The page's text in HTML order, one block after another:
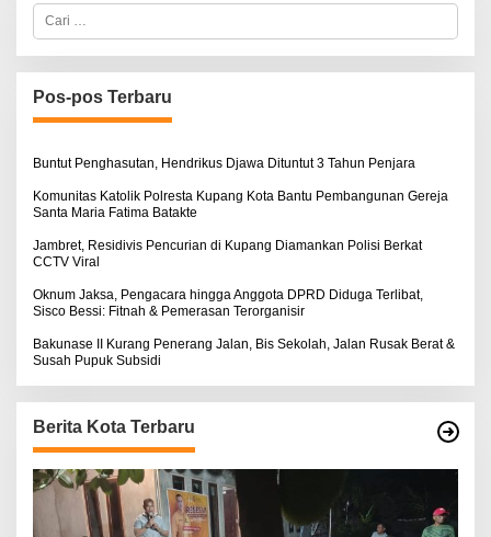
C
r
i
u
n
u
:
Pos-pos Terbaru
Buntut Penghasutan, Hendrikus Djawa Dituntut 3 Tahun Penjara
Komunitas Katolik Polresta Kupang Kota Bantu Pembangunan Gereja
Santa Maria Fatima Batakte
Jambret, Residivis Pencurian di Kupang Diamankan Polisi Berkat
CCTV Viral
Oknum Jaksa, Pengacara hingga Anggota DPRD Diduga Terlibat,
Sisco Bessi: Fitnah & Pemerasan Terorganisir
Bakunase II Kurang Penerang Jalan, Bis Sekolah, Jalan Rusak Berat &
Susah Pupuk Subsidi
Berita Kota Terbaru